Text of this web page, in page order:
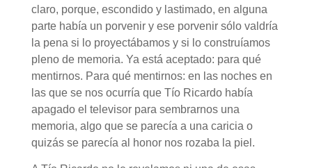
claro, porque, escondido y lastimado, en alguna
parte había un porvenir y ese porvenir sólo valdría
la pena si lo proyectábamos y si lo construíamos
pleno de memoria. Ya está aceptado: para qué
mentirnos. Para qué mentirnos: en las noches en
las que se nos ocurría que Tío Ricardo había
apagado el televisor para sembrarnos una
memoria, algo que se parecía a una caricia o
quizás se parecía al honor nos rozaba la piel.